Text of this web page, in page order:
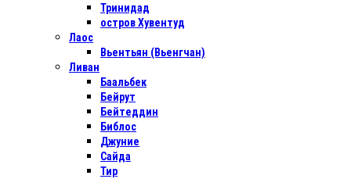
Тринидад
остров Хувентуд
Лаос
Вьентьян (Вьенгчан)
Ливан
Баальбек
Бейрут
Бейтеддин
Библос
Джуние
Сайда
Тир